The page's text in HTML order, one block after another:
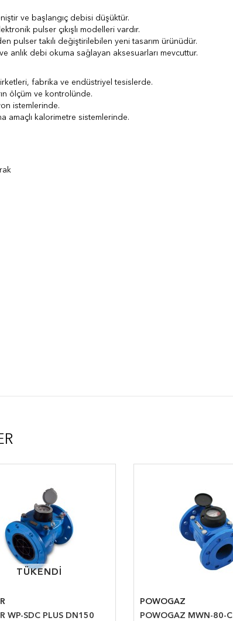
ve başlangıç debisi düşüktür.
pulser çıkışlı modelleri vardır.
pulser takılı değiştirilebilen yeni tasarım ürünüdür.
anlık debi okuma sağlayan aksesuarları mevcuttur.
fabrika ve endüstriyel tesislerde.
ölçüm ve kontrolünde.
istemlerinde.
amaçlı kalorimetre sistemlerinde.
TÜKENDI
TÜKENDI
WP-SDC PLUS DN150
POWOGAZ
POWOGAZ MWN-80-C Soğuk Su